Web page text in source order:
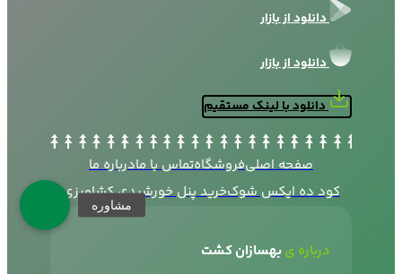
دانلود از بازار
دانلود از بازار
دانلود با لینک مستقیم
صفحه اصلیفروشگاهتماس با مادرباره ما
کود ده ایکس شوکخرید پنل خورشیدی کشاورزی
درباره یبهسازان کشت